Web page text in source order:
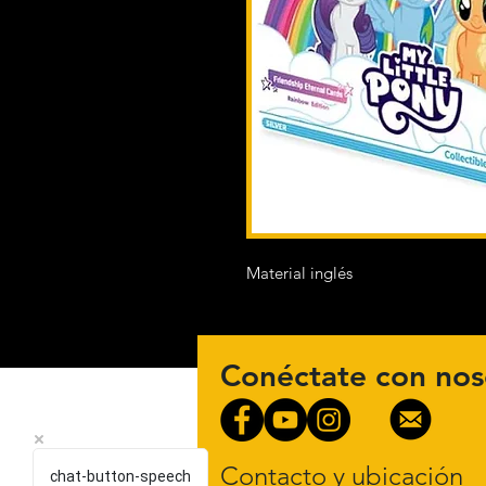
Material inglés
Conéctate con
Contacto y ubicación
chat-button-speech